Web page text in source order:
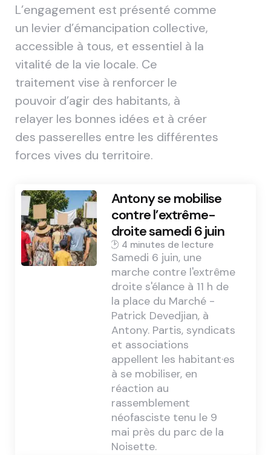
L’engagement est présenté comme
un levier d’émancipation collective,
accessible à tous, et essentiel à la
vitalité de la vie locale. Ce
traitement vise à renforcer le
pouvoir d’agir des habitants, à
relayer les bonnes idées et à créer
des passerelles entre les différentes
forces vives du territoire.
Antony se mobilise
contre l’extrême-
droite samedi 6 juin
4 min
Samedi 6 juin, une
marche contre l'extrême
droite s'élance à 11 h de
la place du Marché -
Patrick Devedjian, à
Antony. Partis, syndicats
et associations
appellent les habitant·es
à se mobiliser, en
réaction au
rassemblement
néofasciste tenu le 9
mai près du parc de la
Noisette.